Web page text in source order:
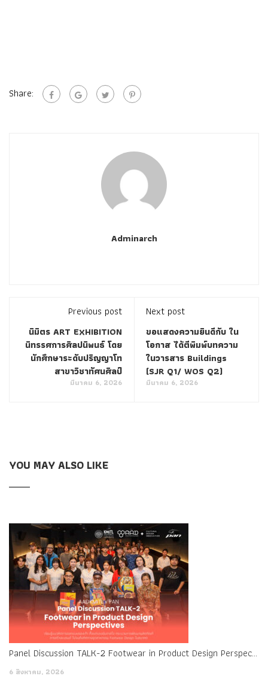
Share:
Adminarch
Previous post
นิมิตร ART EXHIBITION
นิทรรศการศิลปนิพนธ์ โดย
นักศึกษาระดับปริญญาโท
สาขาวิชาทัศนศิลป์
มีนาคม 6, 2026
Next post
ขอแสดงความยินดีกับ ใน
โอกาส ได้ตีพิมพ์บทความ
ในวารสาร Buildings
(SJR Q1/ WOS Q2)
มีนาคม 6, 2026
YOU MAY ALSO LIKE
Panel Discussion TALK-2 Footwear in Product Design Perspectives
6 สิงหาคม, 2026